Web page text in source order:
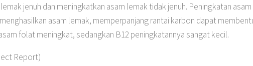
jenuh dan meningkatkan asam lemak tidak jenuh. Peningkatan
asam lemak, memperpanjang rantai karbon dapat
folat meningkat, sedangkan B12 peningkatannya sangat kecil.
Report)